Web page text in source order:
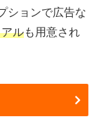
ションで広告な
ルも用意され